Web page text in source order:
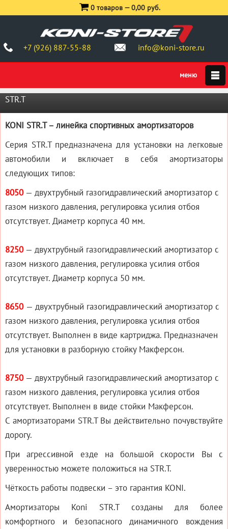
+7 (926) 887-55-88 info@koni-store.ru
0 товаров —0,00 руб.
STR.T
KONI STR.T – линейка спортивных амортизаторов
Серия STR.T предназначена для установки на легковые
автомобили и включает в себя амортизаторы
следующих типов:
8050— двухтрубный газогидравлический амортизатор с
газом низкого давления, регулировка усилия отбоя
отсутствует. Диаметр корпуса 40 мм.
8250— двухтрубный газогидравлический амортизатор с
газом низкого давления, регулировка усилия отбоя
отсутствует. Диаметр корпуса 50 мм.
8650 — двухтрубный газогидравлический амортизатор с
газом низкого давления, регулировка усилия отбоя
отсутствует. Выполнен в виде картриджа. Предназначен
для установки в разборную стойку Макферсон.
8750— двухтрубный газогидравлический амортизатор с
газом низкого давления, регулировка усилия отбоя
отсутствует. Выполнен в виде стойки Макферсон.
С амортизаторами STR.T Вы действительно почувствуйте
дорогу.
При агрессивной езде на большой скорости Вы с
уверенностью можете положиться на STR.T.
Чёткость работы подвески – это гарантия KONI.
Амортизаторы Koni STR.T созданы для более
комфортного и безопасного динамичного вождения